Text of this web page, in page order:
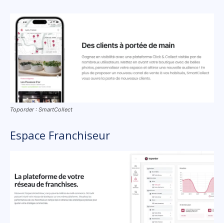
Toporder : SmartCollect
Espace Franchiseur